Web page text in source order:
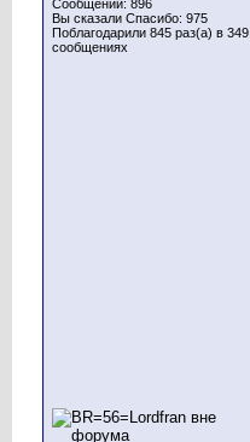
Сообщений: 896
Вы сказали Спасибо: 975
Поблагодарили 845 раз(а) в 349
сообщениях